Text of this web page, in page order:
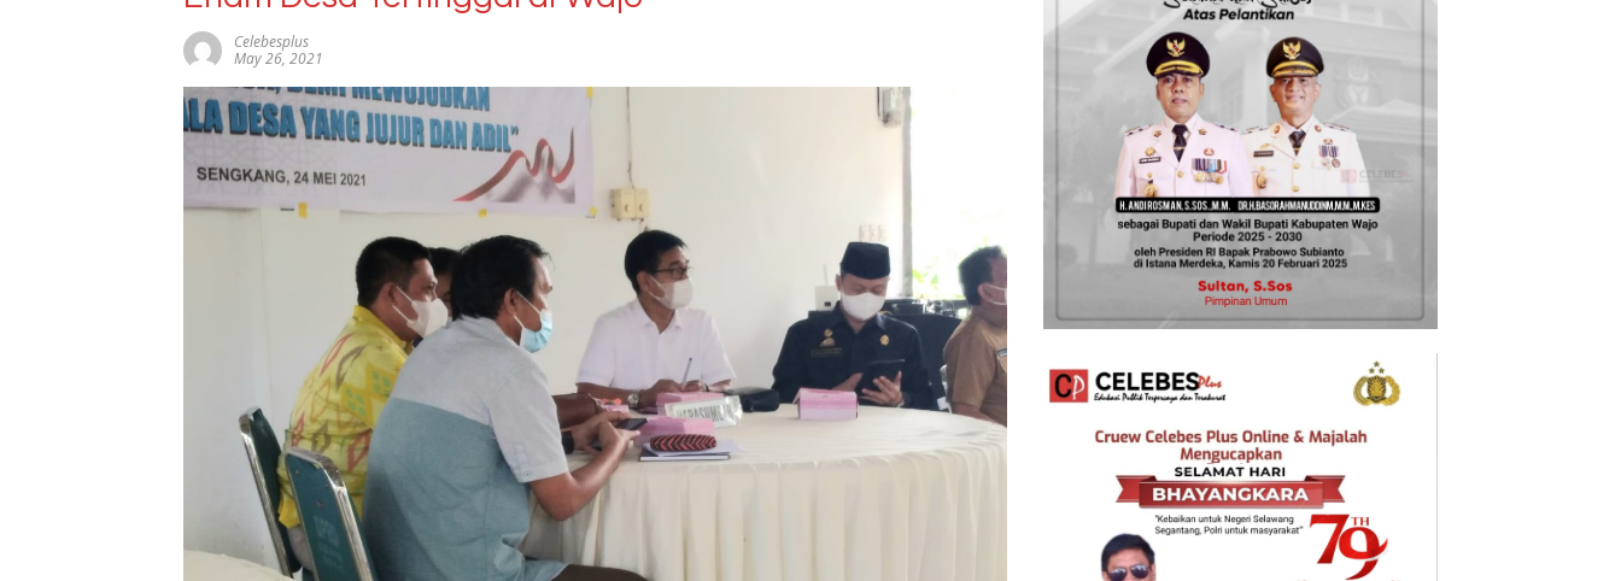
Celebesplus
May 26, 2021